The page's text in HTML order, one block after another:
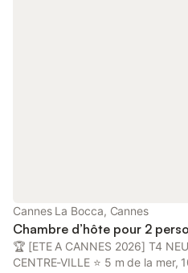
Cannes La Bocca, Cannes
Chambre d’hôte pour 2
🏆 [ETE A CANNES 2026] T4
CENTRE-VILLE ⭐ 5 m de la mer,